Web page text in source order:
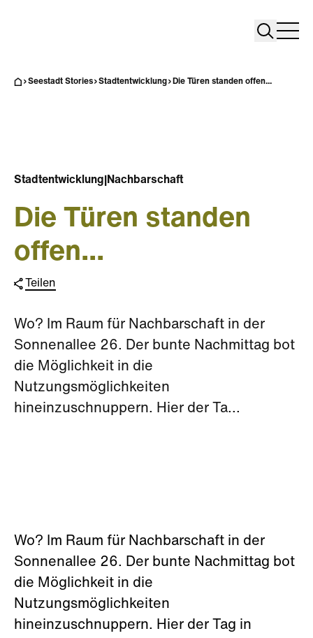
Search
Seestadt Stories Stadtentwicklung Die Türen standen offen...
Stadtentwicklung Nachbarschaft
Die Türen standen
offen...
Teilen
Wo? Im Raum für Nachbarschaft in der
Sonnenallee 26. Der bunte Nachmittag bot
die Möglichkeit in die
Nutzungsmöglichkeiten
hineinzuschnuppern. Hier der Ta...
Wo? Im Raum für Nachbarschaft in der
Sonnenallee 26. Der bunte Nachmittag bot
die Möglichkeit in die
Nutzungsmöglichkeiten
hineinzuschnuppern. Hier der Tag in